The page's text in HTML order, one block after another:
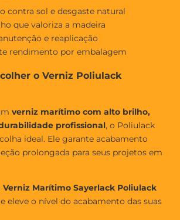
contra sol e desgaste natural
que valoriza a madeira
e reaplicação
rendimento por embalagem
o Verniz Poliulack
verniz marítimo com alto brilho,
profissional, o Poliulack
ideal. Ele garante acabamento
prolongada para seus projetos em
Verniz Marítimo Sayerlack Poliulack
eleve o nível do acabamento das suas